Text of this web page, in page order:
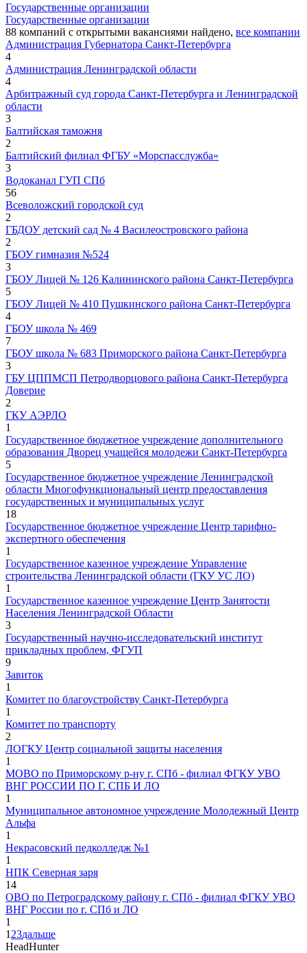
Государственные организации
Государственные организации
88 компаний с открытыми вакансиями найдено, все компании
Администрация Губернатора Санкт-Петербурга
4
Администрация Ленинградской области
4
Арбитражный суд города Санкт-Петербурга и Ленинградской
области
3
Балтийская таможня
2
Балтийский филиал ФГБУ «Морспасслужба»
3
Водоканал ГУП СПб
56
Всеволожский городской суд
2
ГБДОУ детский сад № 4 Василеостровского района
2
ГБОУ гимназия №524
3
ГБОУ Лицей № 126 Калининского района Санкт-Петербурга
5
ГБОУ Лицей № 410 Пушкинского района Санкт-Петербурга
4
ГБОУ школа № 469
7
ГБОУ школа № 683 Приморского района Санкт-Петербурга
3
ГБУ ЦППМСП Петродворцового района Санкт-Петербурга
Доверие
2
ГКУ АЭРЛО
1
Государственное бюджетное учреждение дополнительного
образования Дворец учащейся молодежи Санкт-Петербурга
5
Государственное бюджетное учреждение Ленинградской
области Многофункциональный центр предоставления
государственных и муниципальных услуг
18
Государственное бюджетное учреждение Центр тарифно-
экспертного обеспечения
1
Государственное казенное учреждение Управление
строительства Ленинградской области (ГКУ УС ЛО)
1
Государственное казенное учреждение Центр Занятости
Населения Ленинградской Области
3
Государственный научно-исследовательский институт
прикладных проблем, ФГУП
9
Завиток
1
Комитет по благоустройству Санкт-Петербурга
1
Комитет по транспорту
2
ЛОГКУ Центр социальной защиты населения
1
МОВО по Приморскому р-ну г. СПб - филиал ФГКУ УВО
ВНГ РОССИИ ПО Г. СПБ И ЛО
1
Муниципальное автономное учреждение Молодежный Центр
Альфа
1
Некрасовский педколледж №1
1
НПК Северная заря
14
ОВО по Петроградскому району г. СПб - филиал ФГКУ УВО
ВНГ России по г. СПб и ЛО
1
1 23дальше
HeadHunter